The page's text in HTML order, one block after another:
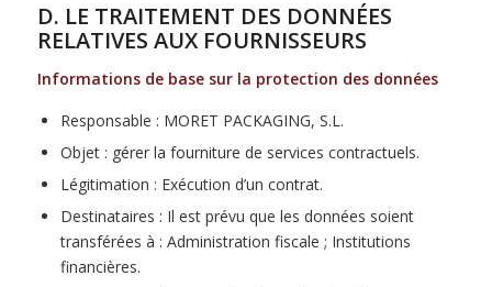
D. LE TRAITEMENT DES DONNÉES
RELATIVES AUX FOURNISSEURS
Informations de base sur la protection des données
Responsable : MORET PACKAGING, S.L.
Objet : gérer la fourniture de services contractuels.
Légitimation : Exécution d’un contrat.
Destinataires : Il est prévu que les données soient
transférées à : Administration fiscale ; Institutions
financières.